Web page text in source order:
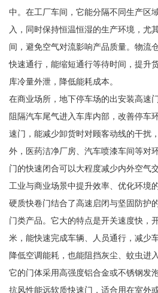
中。在工厂车间，它能分隔不同生产区
入，同时保持恒温恒湿的生产环境，尤
间，避免空气对流影响产品质量。物流
快速通行，能缩短通行等待时间，提升
库冷量外泄，降低能耗成本。
在商业场所，地下停车场的出安装高速
阻隔汽车尾气进入车库内部，改善停车
速门，能减少卸货时对顾客动线的干扰
外，医药洁净厂房、汽车喷漆车间等对
门的快速闭合可以大程度减少内外空气
工业与商业场景中提升效率、优化环境
硬质快卷门结合了高速启闭与坚固防护
门类产品。它大的特点是开关速度快，
米，能快速完成车辆、人员通行，减少
降低空调能耗，也能阻挡灰尘、蚊虫进
它的门体采用高强度铝合金或不锈钢发
抗风性能远软质快速门，适合用在室外